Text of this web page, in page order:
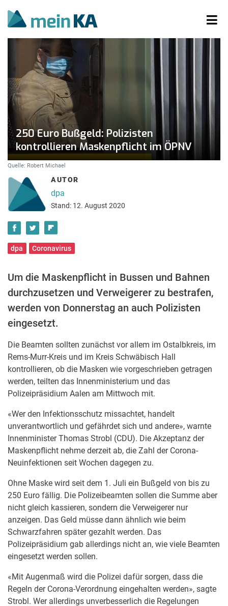
250 Euro Bußgeld: Polizisten
kontrollieren Maskenpflicht im ÖPNV
Quelle: Robert Michael
AUTOR
dpa
Stand: 12. August 2020
dpa Coronavirus
Um die Maskenpflicht in Bussen und Bahnen
durchzusetzen und Verweigerer zu bestrafen,
werden von Donnerstag an auch Polizisten
eingesetzt.
Die Beamten sollten zunächst vor allem im Ostalbkreis, im
Rems-Murr-Kreis und im Kreis Schwäbisch Hall
kontrollieren, ob die Masken wie vorgeschrieben getragen
werden, teilten das Innenministerium und das
Polizeipräsidium Aalen am Mittwoch mit.
«Wer den Infektionsschutz missachtet, handelt
unverantwortlich und gefährdet sich und andere», warnte
Innenminister Thomas Strobl (CDU). Die Akzeptanz der
Maskenpflicht nehme derzeit ab, die Zahl der Corona-
Neuinfektionen seit Wochen dagegen zu.
Ohne Maske wird seit dem 1. Juli ein Bußgeld von bis zu
250 Euro fällig. Die Polizeibeamten sollen die Summe aber
nicht gleich kassieren, sondern die Verweigerer nur
anzeigen. Das Geld müsse dann ähnlich wie beim
Schwarzfahren später gezahlt werden. Das
Polizeipräsidium gab allerdings nicht an, wie viele Beamten
eingesetzt werden sollen.
«Mit Augenmaß wird die Polizei dafür sorgen, dass die
Regeln der Corona-Verordnung eingehalten werden», sagte
Strobl. Wer allerdings unverbesserlich die Regelungen